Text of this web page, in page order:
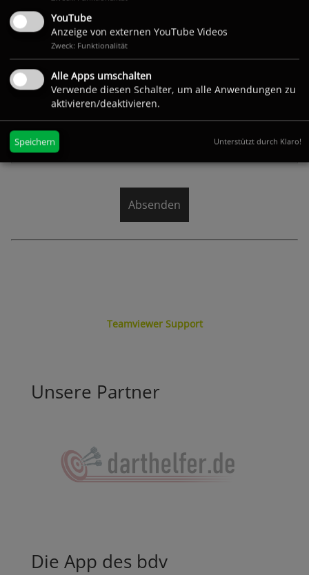
Veranstaltungsort*
Anmeldelink (z. B. von Darthelfer oder 2kdarts)
Teamviewer Support
Unsere Partner
Die App des bdv
YouTube
Anzeige von externen YouTube Videos
Zweck: Funktionalität
Alle Apps umschalten
Verwende diesen Schalter, um alle Anwendungen zu
aktivieren/deaktivieren.
Speichern Unterstützt durch Klaro!